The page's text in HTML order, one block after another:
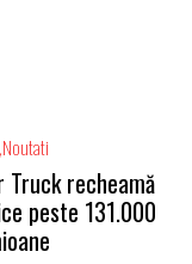
Noutati
Truck recheamă
peste 131.000